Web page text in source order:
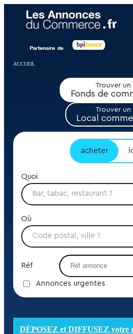
ACCUEIL
Trouver un
Fonds de
Trouver un
Local
acheter
Quoi
Où
Réf
Annonces urgentes
DÉPOSEZ et DIFFUSEZ votre
Panneau de gestion des cookies